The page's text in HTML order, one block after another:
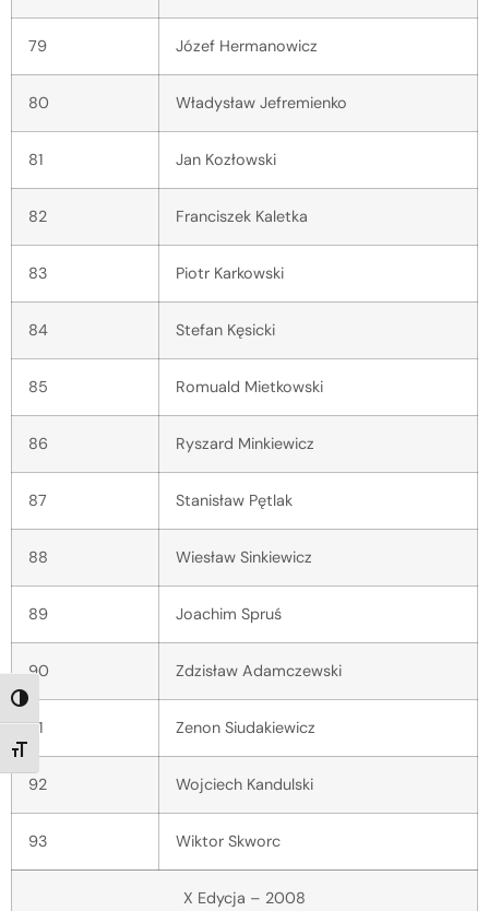
TOGGLE HIGH CONTRAST
TOGGLE FONT SIZE
79 Józef Hermanowicz
80 Władysław Jefremienko
81 Jan Kozłowski
82 Franciszek Kaletka
83 Piotr Karkowski
84 Stefan Kęsicki
85 Romuald Mietkowski
86 Ryszard Minkiewicz
87 Stanisław Pętlak
88 Wiesław Sinkiewicz
89 Joachim Spruś
90 Zdzisław Adamczewski
91 Zenon Siudakiewicz
92 Wojciech Kandulski
93 Wiktor Skworc
X Edycja – 2008